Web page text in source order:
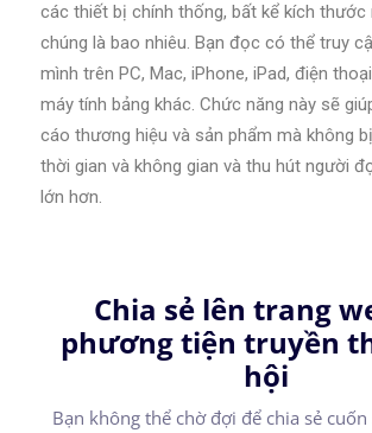
các thiết bị chính thống, bất kể kích thước
chúng là bao nhiêu. Bạn đọc có thể truy
mình trên PC, Mac, iPhone, iPad, điện
máy tính bảng khác. Chức năng này sẽ
cáo thương hiệu và sản phẩm mà không
thời gian và không gian và thu hút người
lớn hơn.
Chia sẻ lên trang
phương tiện truyền
hội
Bạn không thể chờ đợi để chia sẻ cuốn